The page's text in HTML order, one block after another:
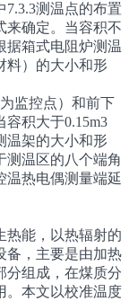
7.3.3测温点的布置
来确定。当容积不
据箱式电阻炉测温
料）的大小和形
监控点）和前下
积大于0.15m3
温架的大小和形
测温区的八个端角
温热电偶测量端延
热能，以热辐射的
备，主要是由加热
分组成，在煤质分
。本文以校准温度